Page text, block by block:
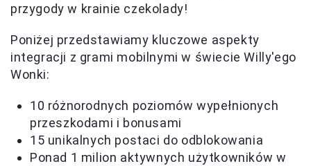
przygody w krainie czekolady!
Poniżej przedstawiamy kluczowe aspekty
integracji z grami mobilnymi w świecie Willy'ego
Wonki:
10 różnorodnych poziomów wypełnionych
przeszkodami i bonusami
15 unikalnych postaci do odblokowania
Ponad 1 milion aktywnych użytkowników w